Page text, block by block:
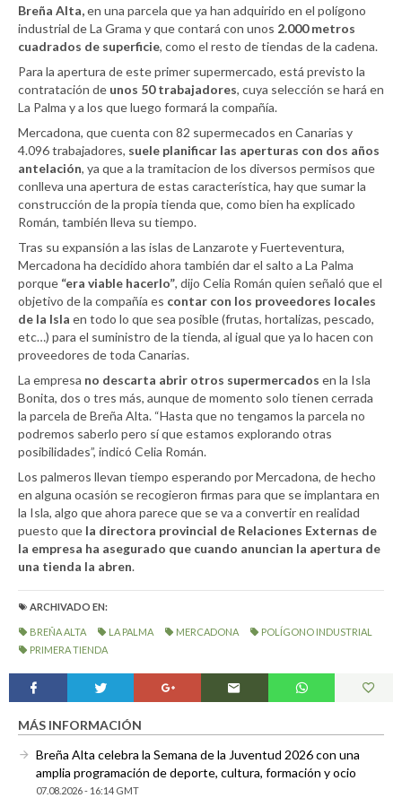
Breña Alta,en una parcela que ya han adquirido en el polígono
industrial de La Grama y que contará con unos 2.000 metros
cuadrados de superficie, como el resto de tiendas de la cadena.
Para la apertura de este primer supermercado, está previsto la
contratación de unos 50 trabajadores, cuya selección se hará en
La Palma y a los que luego formará la compañía.
Mercadona, que cuenta con 82 supermecados en Canarias y
4.096 trabajadores, suele planificar las aperturas con dos años
antelación, ya que a la tramitacion de los diversos permisos que
conlleva una apertura de estas característica, hay que sumar la
construcción de la propia tienda que, como bien ha explicado
Román, también lleva su tiempo.
Tras su expansión a las islas de Lanzarote y Fuerteventura,
Mercadona ha decidido ahora también dar el salto a La Palma
porque “era viable hacerlo”, dijo Celia Román quien señaló que el
objetivo de la compañía es contar con los proveedores locales
de la Isla en todo lo que sea posible (frutas, hortalizas, pescado,
etc…) para el suministro de la tienda, al igual que ya lo hacen con
proveedores de toda Canarias.
La empresa no descarta abrir otros supermercados en la Isla
Bonita, dos o tres más, aunque de momento solo tienen cerrada
la parcela de Breña Alta. “Hasta que no tengamos la parcela no
podremos saberlo pero sí que estamos explorando otras
posibilidades”, indicó Celia Román.
Los palmeros llevan tiempo esperando por Mercadona, de hecho
en alguna ocasión se recogieron firmas para que se implantara en
la Isla, algo que ahora parece que se va a convertir en realidad
puesto que la directora provincial de Relaciones Externas de
la empresa ha asegurado que cuando anuncian la apertura de
una tienda la abren.
ARCHIVADO EN:
BREÑA ALTA LA PALMA MERCADONA
POLÍGONO INDUSTRIAL
PRIMERA TIENDA
MÁS INFORMACIÓN
Breña Alta celebra la Semana de la Juventud 2026 con una
amplia programación de deporte, cultura, formación y ocio
07.08.2026 - 16:14 GMT